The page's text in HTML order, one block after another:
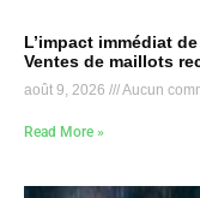
L’impact immédiat
Ventes de maillots
août 9, 2026 Aucun
Read More »